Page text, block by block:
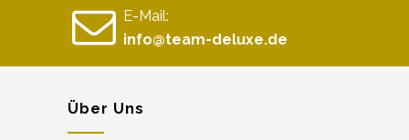
E-Mail:
info@team-deluxe.de
Über Uns